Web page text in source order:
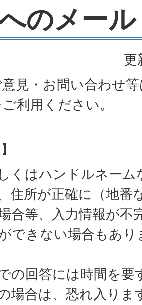
のメール
更
見・お問い合わせ
利用ください。
くはハンドルネー
住所が正確に（地番
合等、入力情報が不
できない場合もあ
の回答には時間を要
場合は、恐れ入りま